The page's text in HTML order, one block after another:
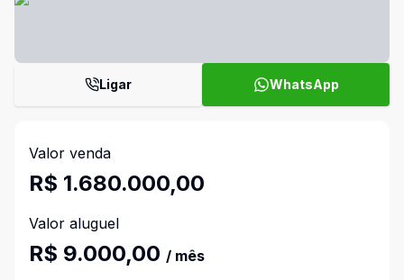
Ligar WhatsApp
Valor venda
R$ 1.680.000,00
Valor aluguel
R$ 9.000,00 / mês